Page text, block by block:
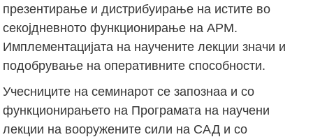
презентирање и дистрибуирање на истите во
секојдневното функционирање на АРМ.
Имплементацијата на научените лекции значи и
подобрување на оперативните способности.
Учесниците на семинарот се запознаа и со
функционирањето на Програмата на научени
лекции на вооружените сили на САД и со